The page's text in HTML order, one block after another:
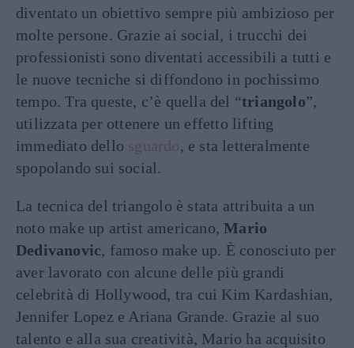
diventato un obiettivo sempre più ambizioso per
molte persone. Grazie ai social, i trucchi dei
professionisti sono diventati accessibili a tutti e
le nuove tecniche si diffondono in pochissimo
tempo. Tra queste, c’è quella del “triangolo”,
utilizzata per ottenere un effetto lifting
immediato dello sguardo, e sta letteralmente
spopolando sui social.
La tecnica del triangolo è stata attribuita a un
noto make up artist americano,Mario
Dedivanovic, famoso make up. È conosciuto per
aver lavorato con alcune delle più grandi
celebrità di Hollywood, tra cui Kim Kardashian,
Jennifer Lopez e Ariana Grande. Grazie al suo
talento e alla sua creatività, Mario ha acquisito